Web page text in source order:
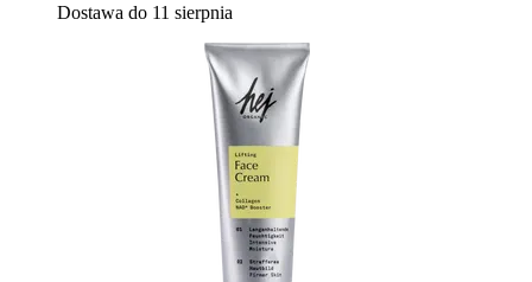
Dostawa do 11 sierpnia